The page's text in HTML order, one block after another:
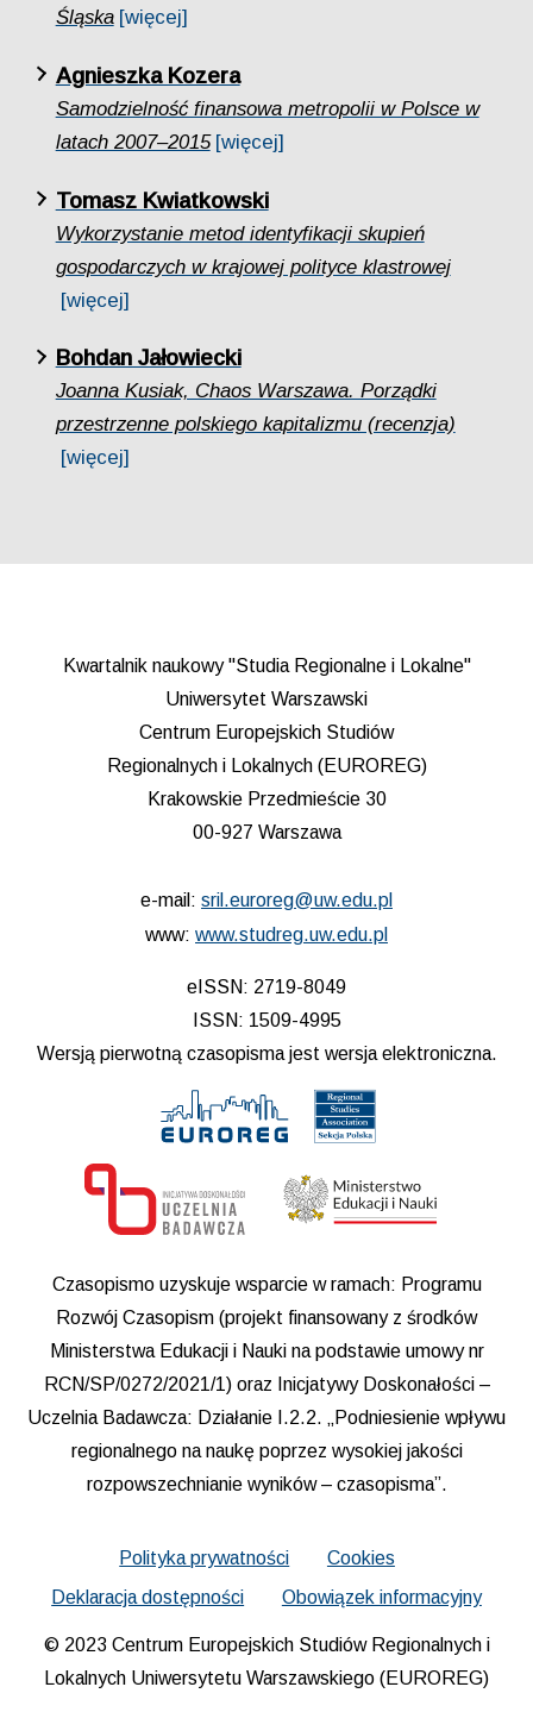
Śląska [więcej]
Agnieszka Kozera
Samodzielność finansowa metropolii w Polsce w
latach 2007–2015 [więcej]
Tomasz Kwiatkowski
Wykorzystanie metod identyfikacji skupień
gospodarczych w krajowej polityce klastrowej
[więcej]
Bohdan Jałowiecki
Joanna Kusiak, Chaos Warszawa. Porządki
przestrzenne polskiego kapitalizmu (recenzja)
[więcej]
Kwartalnik naukowy "Studia Regionalne i Lokalne"
Uniwersytet Warszawski
Centrum Europejskich Studiów
Regionalnych i Lokalnych (EUROREG)
Krakowskie Przedmieście 30
00-927 Warszawa
e-mail: sril.euroreg@uw.edu.pl
www: www.studreg.uw.edu.pl
eISSN: 2719-8049
ISSN: 1509-4995
Wersją pierwotną czasopisma jest wersja elektroniczna.
Czasopismo uzyskuje wsparcie w ramach: Programu
Rozwój Czasopism (projekt finansowany z środków
Ministerstwa Edukacji i Nauki na podstawie umowy nr
RCN/SP/0272/2021/1) oraz Inicjatywy Doskonałości –
Uczelnia Badawcza: Działanie I.2.2. „Podniesienie wpływu
regionalnego na naukę poprzez wysokiej jakości
rozpowszechnianie wyników – czasopisma”.
Polityka prywatności
Cookies
Deklaracja dostępności
Obowiązek informacyjny
© 2023 Centrum Europejskich Studiów Regionalnych i
Lokalnych Uniwersytetu Warszawskiego (EUROREG)